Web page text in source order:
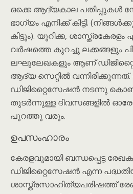
ഒക്കെ ആദ്യകാല പതിപ്പുകൾ
ഭാഗ്യം എനിക്ക് കിട്ടി.
കിട്ടും). യുറീക്ക,
വർഷത്തെ കുറച്ചു ലക്കങ്ങളും
ലഘുലേഖകളും ആണ്
ആദ്യ സെറ്റിൽ വന്നിരിക്കുന്നത്.
ഡിജിറ്റൈസേഷൻ നടന്നു
തുടർന്നുള്ള ദിവസങ്ങളിൽ
പുറത്തു വരും.
ഉപസംഹാരം
കേരളവുമായി ബന്ധപ്പെട്ട
ഡിജിറ്റൈസേഷൻ എന്ന
ശാസ്ത്രസാഹിത്യപരിഷത്ത്